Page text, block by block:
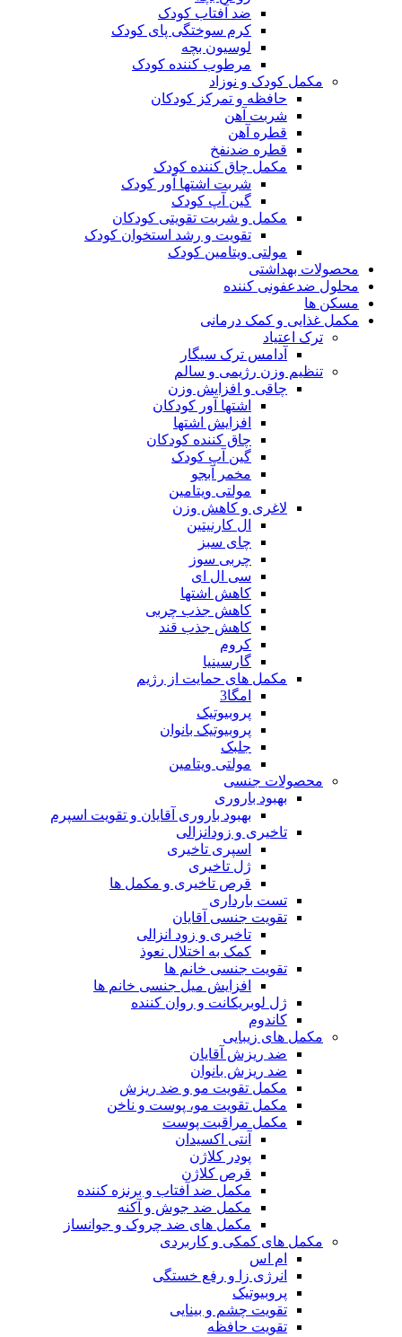
ضد آفتاب کودک
کرم سوختگی پای کودک
لوسیون بچه
مرطوب کننده کودک
مکمل کودک و نوزاد
حافظه و تمرکز کودکان
شربت آهن
قطره آهن
قطره ضدنفخ
مکمل چاق کننده کودک
شربت اشتها آور کودک
گین آپ کودک
مکمل و شربت تقویتی کودکان
تقویت و رشد استخوان کودک
مولتی ویتامین کودک
محصولات بهداشتی
محلول ضدعفونی کننده
مسکن ها
مکمل غذایی و کمک درمانی
ترک اعتیاد
آدامس ترک سیگار
تنظیم وزن رژیمی و سالم
چاقی و افزایش وزن
اشتها آور کودکان
افزایش اشتها
چاق کننده کودکان
گین آپ کودک
مخمر آبجو
مولتی ویتامین
لاغری و کاهش وزن
ال کارنیتین
چای سبز
چربی سوز
سی ال ای
کاهش اشتها
کاهش جذب چربی
کاهش جذب قند
کروم
گارسینیا
مکمل های حمایت از رژیم
امگا3
پروبیوتیک
پروبیوتیک بانوان
جلبک
مولتی ویتامین
محصولات جنسی
بهبود باروری
بهبود باروری آقایان و تقویت اسپرم
تاخیری و زودانزالی
اسپری تاخیری
ژل تاخیری
قرص تاخیری و مکمل ها
تست بارداری
تقویت جنسی آقایان
تاخیری و زود انزالی
کمک به اختلال نعوذ
تقویت جنسی خانم ها
افزایش میل جنسی خانم ها
ژل لوبریکانت و روان کننده
کاندوم
مکمل های زیبایی
ضد ریزش آقایان
ضد ریزش بانوان
مکمل تقویت مو و ضد ریزش
مکمل تقویت مو، پوست و ناخن
مکمل مراقبت پوست
آنتی اکسیدان
پودر کلاژن
قرص کلاژن
مکمل ضد آفتاب و برنزه کننده
مکمل ضد جوش و آکنه
مکمل های ضد چروک و جوانساز
مکمل های کمکی و کاربردی
ام اس
انرژی زا و رفع خستگی
پروبیوتیک
تقویت چشم و بینایی
تقویت حافظه